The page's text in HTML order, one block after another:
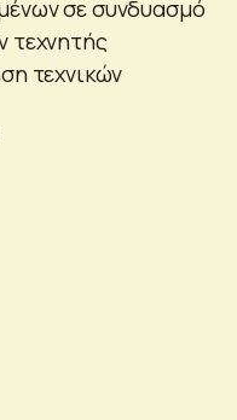
σε συνδυασμό
τεχνητής
τεχνικών